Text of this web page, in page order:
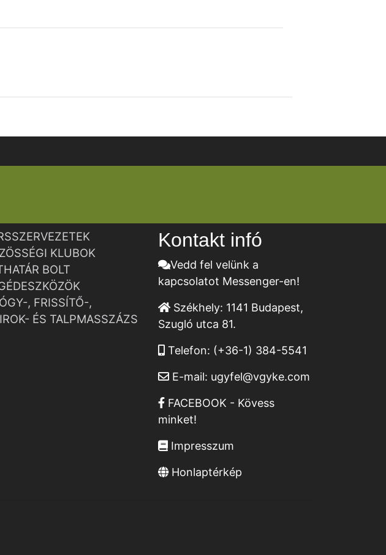
KLUBOK
BOLT
, FRISSÍTŐ-,
ÉS TALPMASSZÁZS
Kontakt infó
Vedd fel velünk a
kapcsolatot Messenger-en!
Székhely: 1141 Budapest,
Szugló utca 81.
Telefon: (+36-1) 384-5541
E-mail: ugyfel@vgyke.com
FACEBOOK - Kövess
minket!
Impresszum
Honlaptérkép